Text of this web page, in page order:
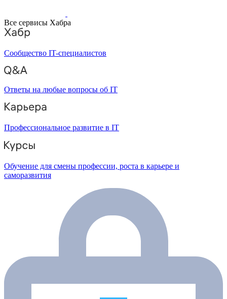
Все сервисы Хабра
Сообщество IT-специалистов
Ответы на любые вопросы об IT
Профессиональное развитие в IT
Обучение для смены профессии, роста в карьере и
саморазвития